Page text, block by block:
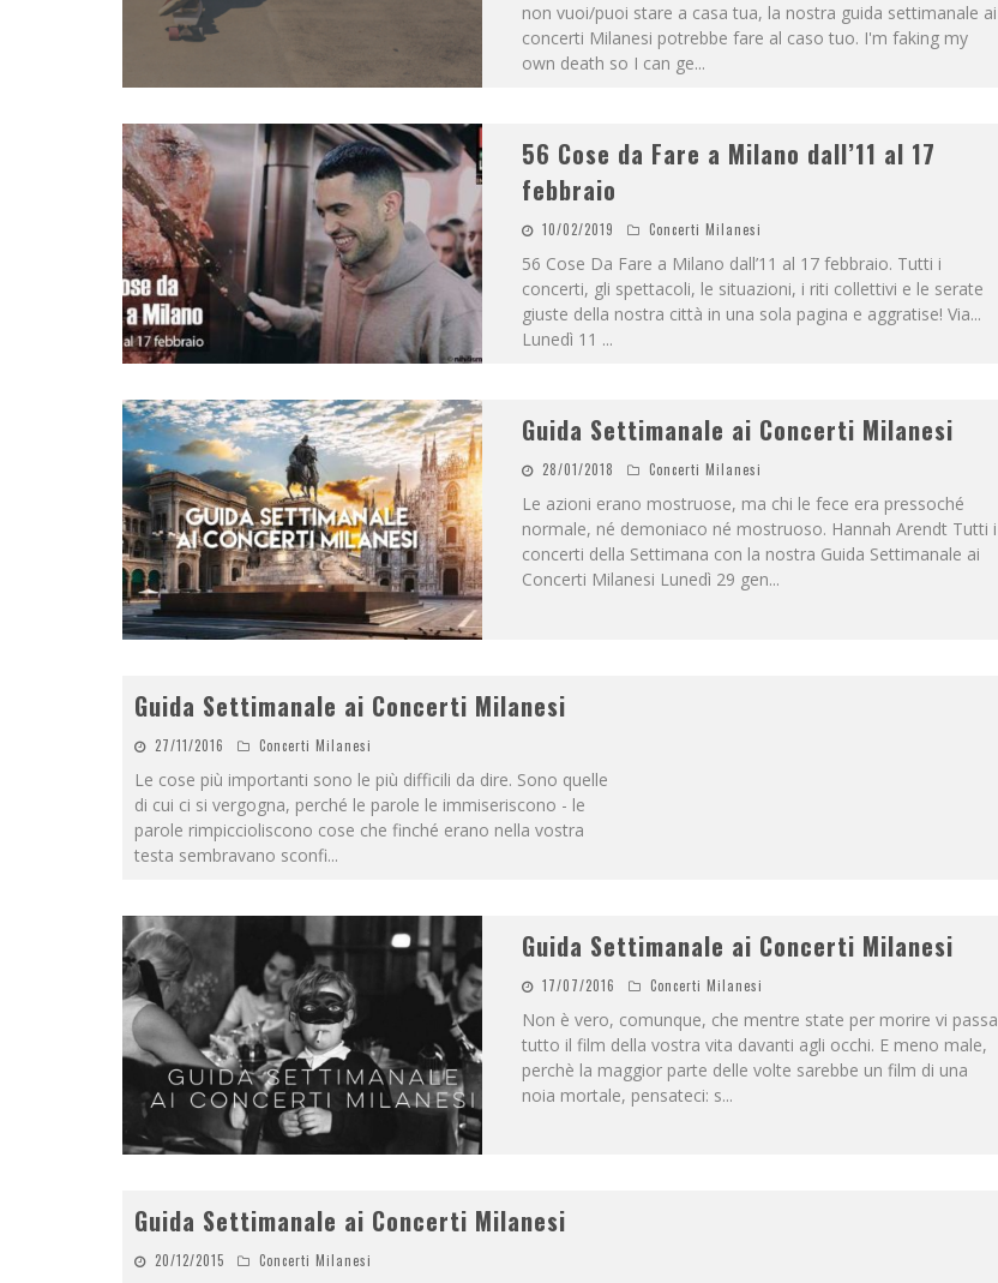
non vuoi/puoi stare a casa tua, la nostra guida settimanale ai
concerti Milanesi potrebbe fare al caso tuo. I'm faking my
own death so I can ge...
56 Cose da Fare a Milano dall’11 al 17
febbraio
10/02/2019 Concerti Milanesi
56 Cose Da Fare a Milano dall’11 al 17 febbraio. Tutti i
concerti, gli spettacoli, le situazioni, i riti collettivi e le serate
giuste della nostra città in una sola pagina e aggratise! Via...
Lunedì 11 ...
Guida Settimanale ai Concerti Milanesi
28/01/2018 Concerti Milanesi
Le azioni erano mostruose, ma chi le fece era pressoché
normale, né demoniaco né mostruoso. Hannah Arendt Tutti i
concerti della Settimana con la nostra Guida Settimanale ai
Concerti Milanesi Lunedì 29 gen...
Guida Settimanale ai Concerti Milanesi
27/11/2016 Concerti Milanesi
Le cose più importanti sono le più difficili da dire. Sono quelle
di cui ci si vergogna, perché le parole le immiseriscono - le
parole rimpiccioliscono cose che finché erano nella vostra
testa sembravano sconfi...
Guida Settimanale ai Concerti Milanesi
17/07/2016 Concerti Milanesi
Non è vero, comunque, che mentre state per morire vi passa
tutto il film della vostra vita davanti agli occhi. E meno male,
perchè la maggior parte delle volte sarebbe un film di una
noia mortale, pensateci: s...
Guida Settimanale ai Concerti Milanesi
20/12/2015 Concerti Milanesi